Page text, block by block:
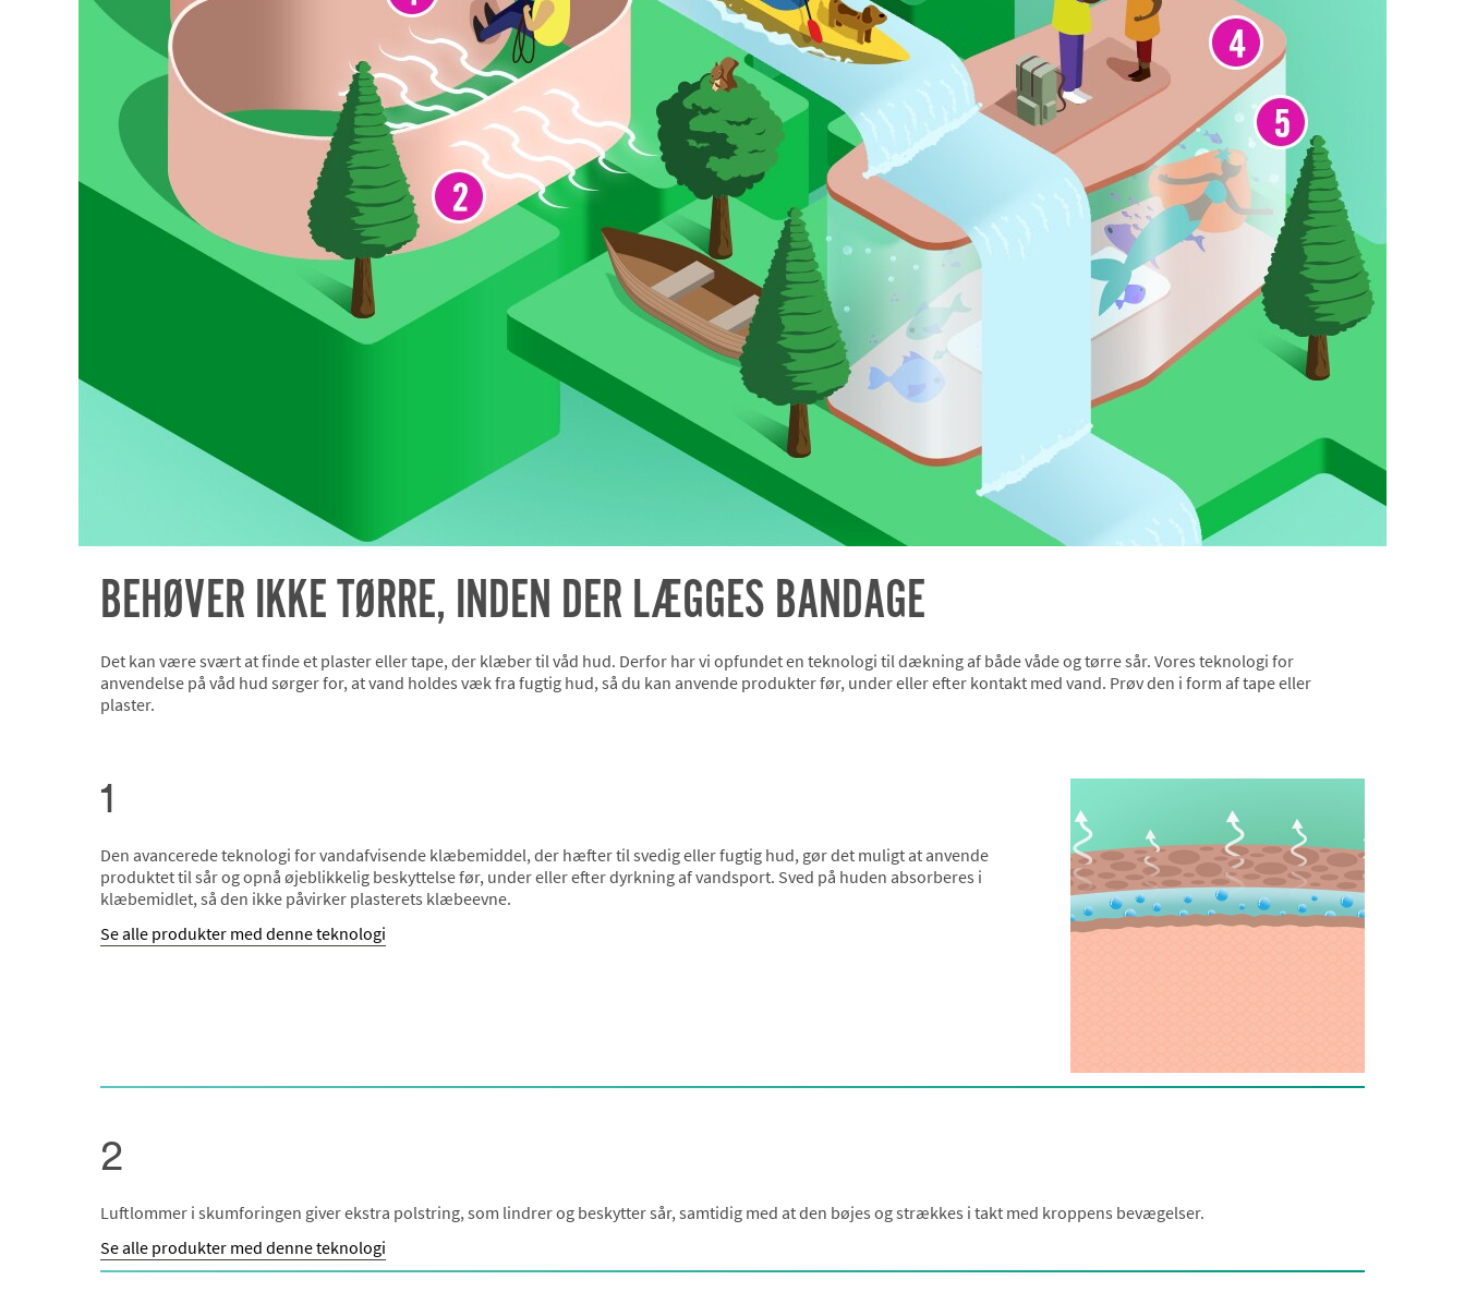
BEHØVER IKKE TØRRE, INDEN DER LÆGGES BANDAGE
Det kan være svært at finde et plaster eller tape, der klæber til våd hud. Derfor har vi opfundet en teknologi til dækning af både våde og tørre sår. Vores teknologi for
anvendelse på våd hud sørger for, at vand holdes væk fra fugtig hud, så du kan anvende produkter før, under eller efter kontakt med vand. Prøv den i form af tape eller
plaster.
1
Den avancerede teknologi for vandafvisende klæbemiddel, der hæfter til svedig eller fugtig hud, gør det muligt at anvende
produktet til sår og opnå øjeblikkelig beskyttelse før, under eller efter dyrkning af vandsport. Sved på huden absorberes i
klæbemidlet, så den ikke påvirker plasterets klæbeevne.
Se alle produkter med denne teknologi
2
Luftlommer i skumforingen giver ekstra polstring, som lindrer og beskytter sår, samtidig med at den bøjes og strækkes i takt med kroppens bevægelser.
Se alle produkter med denne teknologi